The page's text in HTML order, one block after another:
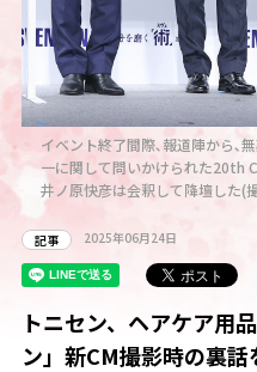
イベント終了間際､報道陣から､
一に関して問いかけられた20th
井ノ原快彦は会釈して降壇した(
記事 2025年06月24日
トニセン、ヘアケア用
ン」新CM撮影時の裏話